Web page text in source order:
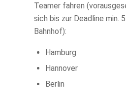
Teamer fahren
sich bis zur Deadline min.
Bahnhof):
Hamburg
Hannover
Berlin